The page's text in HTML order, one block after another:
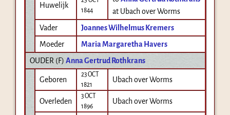
Huwelijk
1844
at Ubach over Worms
Vader
Joannes Wilhelmus Kremers
Moeder
Maria Margaretha Havers
OUDER (F) Anna Gertrud Rothkrans
Geboren
23 OCT
1821
Ubach over Worms
Overleden
3 OCT
1896
Ubach over Worms